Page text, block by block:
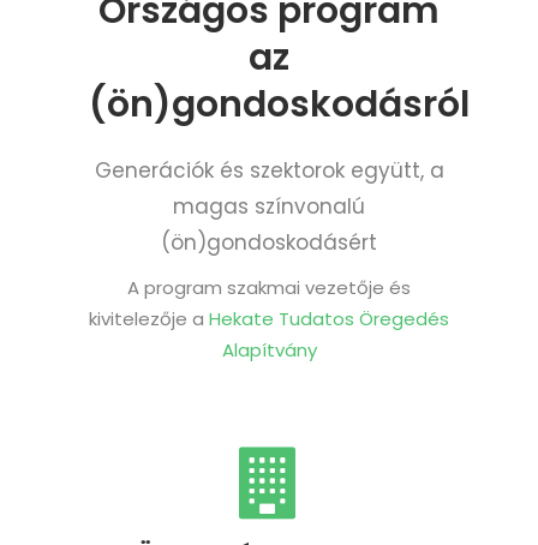
Országos program
az
(ön)gondoskodásról
Generációk és szektorok együtt, a
magas színvonalú
(ön)gondoskodásért
A program szakmai vezetője és
kivitelezője a Hekate Tudatos Öregedés
Alapítvány